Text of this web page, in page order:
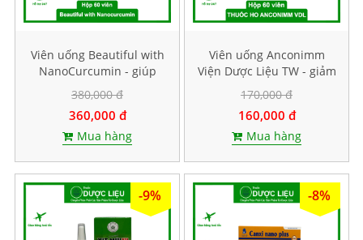
Viên uống Beautiful with
NanoCurcumin - giúp
chống lão hóa, làm đẹp
da. Hộp 60 viên
380,000 đ
360,000 đ
Mua hàng
Viên uống Anconimm
Viện Dược Liệu TW - giảm
nhanh các triệu chứng
ho. Hộp 30 viên
170,000 đ
160,000 đ
Mua hàng
-9% -8%